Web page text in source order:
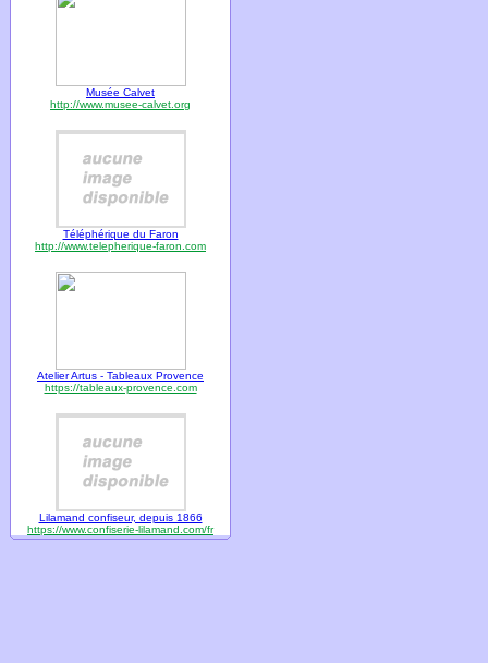
Musée Calvet
http://www.musee-calvet.org
Téléphérique du Faron
http://www.telepherique-faron.com
Atelier Artus - Tableaux Provence
https://tableaux-provence.com
Lilamand confiseur, depuis 1866
https://www.confiserie-lilamand.com/fr